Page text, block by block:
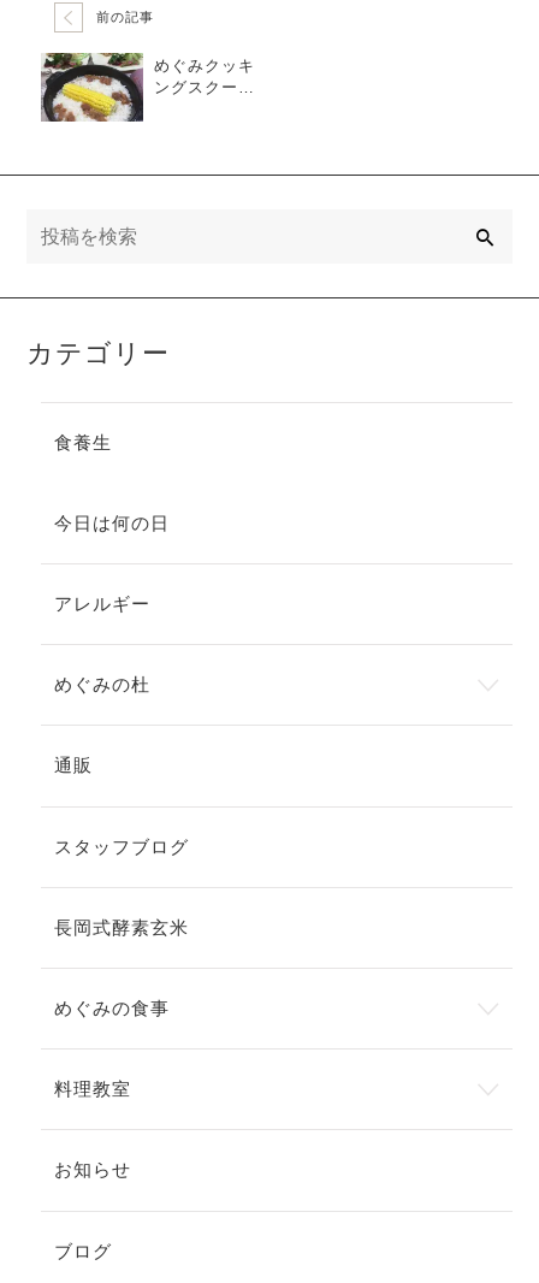
前の記事
めぐみクッキ
ングスクール
カテゴリー
食養生
今日は何の日
アレルギー
めぐみの杜
通販
スタッフブログ
長岡式酵素玄米
めぐみの食事
料理教室
お知らせ
ブログ